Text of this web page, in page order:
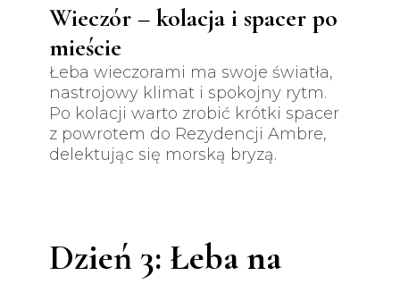
Wieczór – kolacja i spacer po
mieście
Łeba wieczorami ma swoje światła,
nastrojowy klimat i spokojny rytm.
Po kolacji warto zrobić krótki spacer
z powrotem do Rezydencji Ambre,
delektując się morską bryzą.
Dzień 3: Łeba na